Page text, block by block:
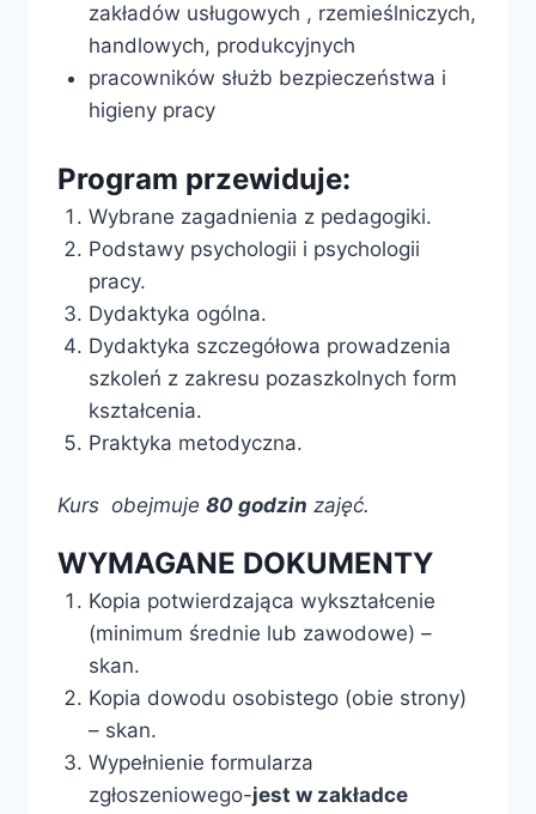
zakładów usługowych , rzemieślniczych,
handlowych, produkcyjnych
pracowników służb bezpieczeństwa i
higieny pracy
Program przewiduje:
Wybrane zagadnienia z pedagogiki.
Podstawy psychologii i psychologii
pracy.
Dydaktyka ogólna.
Dydaktyka szczegółowa prowadzenia
szkoleń z zakresu pozaszkolnych form
kształcenia.
Praktyka metodyczna.
Kurs obejmuje 80 godzin zajęć.
WYMAGANE DOKUMENTY
Kopia potwierdzająca wykształcenie
(minimum średnie lub zawodowe) –
skan.
Kopia dowodu osobistego (obie strony)
– skan.
Wypełnienie formularza
zgłoszeniowego-jest w zakładce